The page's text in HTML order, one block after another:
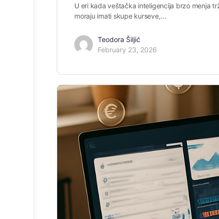
U eri kada veštačka inteligencija brzo menja
moraju imati skupe kurseve,…
Teodora Šiljić
February 23, 2026